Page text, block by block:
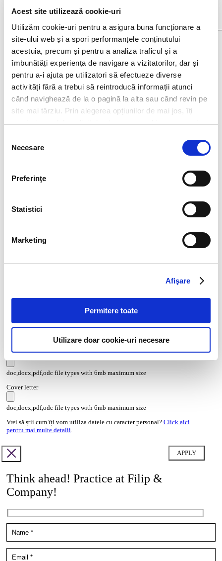
Acest site utilizează cookie-uri
Utilizăm cookie-uri pentru a asigura buna funcționare a
site-ului web și a spori performanțele conținutului
acestuia, precum și pentru a analiza traficul și a
îmbunătăți experiența de navigare a vizitatorilor, dar și
pentru a-i ajuta pe utilizatori să efectueze diverse
activități fără a trebui să reintroducă informații atunci
când navighează de la o pagină la alta sau când revin pe
site mai târziu. Prin alegerea opțiunilor de mai jos, îți
exprimi acordul explicit de stocare a cookies pe care le-
consimțământului
Necesare
Preferinţe
Statistici
Marketing
Afişare
Permitere toate
Utilizare doar cookie-uri necesare
I agree that my personal data contained in my resume, as well as in other
documents submitted to Filip & Company for recruitment purposes (such as
cover letter, any recommendations provided, if applicable) to be stored and
processed by Filip & Company in connection with the creation of a recruitment
database and to be contacted by Filip & Company for new
employment/collaboration opportunities by using the contact details included
in my resume.
doc,docx,pdf,odc file types with 6mb maximum size
Transcript of your grades*
doc,docx,pdf,odc file types with 6mb maximum size
Cover letter
doc,docx,pdf,odc file types with 6mb maximum size
Vrei să știi cum îți vom utiliza datele cu caracter personal? Click aici
pentru mai multe detalii
Think ahead! Practice at Filip &
Company!